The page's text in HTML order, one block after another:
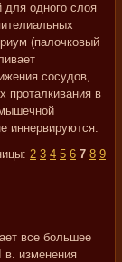
для одного слоя
(палочковый
сосудов,
проталкивания в
иннервируются.
2 3 4 5 6 7 8 9
все большее
в. изменения